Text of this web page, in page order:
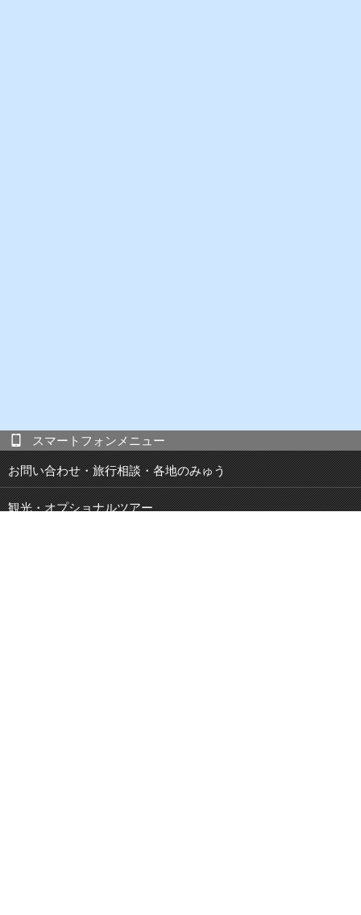
スマートフォンメニュー
お問い合わせ・旅行相談・各地のみゅう
観光・オプショナルツアー